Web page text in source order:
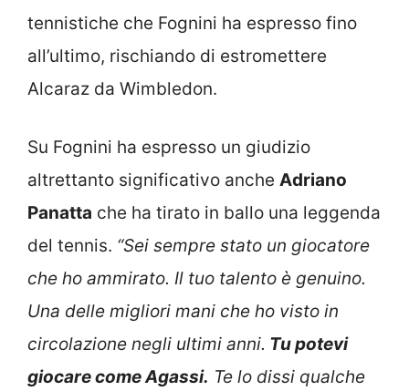
tennistiche che Fognini ha espresso fino
all’ultimo, rischiando di estromettere
Alcaraz da Wimbledon.
Su Fognini ha espresso un giudizio
altrettanto significativo anche Adriano
Panatta che ha tirato in ballo una leggenda
del tennis. “Sei sempre stato un giocatore
che ho ammirato. Il tuo talento è genuino.
Una delle migliori mani che ho visto in
circolazione negli ultimi anni. Tu potevi
giocare come Agassi. Te lo dissi qualche